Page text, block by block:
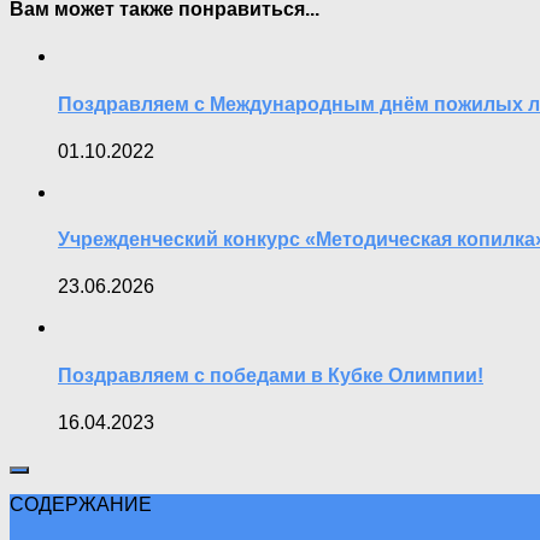
Вам может также понравиться...
Поздравляем с Международным днём пожилых
01.10.2022
Учрежденческий конкурс «Методическая
23.06.2026
Поздравляем с победами в Кубке Олимпии!
16.04.2023
СОДЕРЖАНИЕ